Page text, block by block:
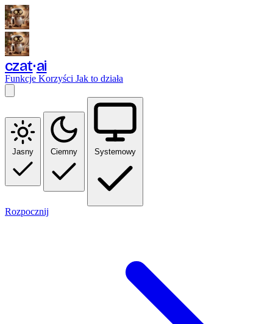
czat ai
Funkcje Korzyści Jak to działa
Jasny Ciemny Systemowy
Rozpocznij